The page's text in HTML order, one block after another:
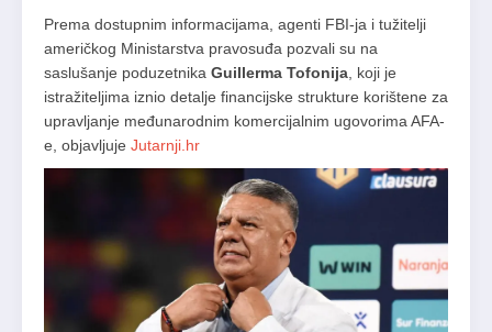
Prema dostupnim informacijama, agenti FBI-ja i tužitelji
američkog Ministarstva pravosuđa pozvali su na
saslušanje poduzetnika Guillerma Tofonija , koji je
istražiteljima iznio detalje financijske strukture korištene za
upravljanje međunarodnim komercijalnim ugovorima AFA-
e, objavljuje Jutarnji.hr